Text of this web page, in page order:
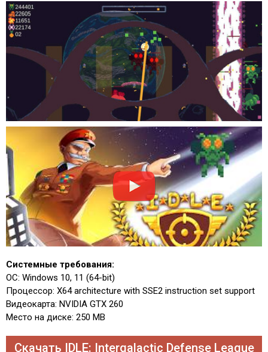
Системные требования:
ОС: Windows 10, 11 (64-bit)
Процессор: X64 architecture with SSE2 instruction set support
Видеокарта: NVIDIA GTX 260
Место на диске: 250 MB
Скачать IDLE: Intergalactic Defense League